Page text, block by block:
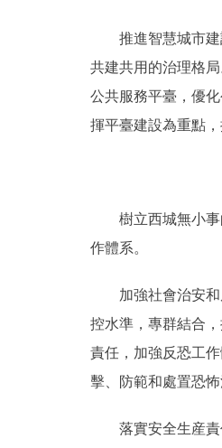
推進智慧城市建設
共建共用的治理格
公共服務平臺，優
揮平臺建設為重點
樹立西城無小事的
作體系。
加強社會治安和反
控水準，專群結合
責任，加強反恐工
擊、防範和處置恐
落實安全生産責任